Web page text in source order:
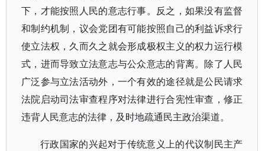
下，才能按照人民的意志行事。反之，如果没有监督
和制约机制，议会党团有可能按照自己的利益诉求行
使立法权，久而久之就会形成极权主义的权力运行模
式，进而导致立法意志与公众意志的背离。除了人民
广泛参与立法活动外，一个有效的途径就是公民请求
法院启动司法审查程序对法律进行合宪性审查，修正
违背人民意志的法律，及时地疏通民主政治渠道。
行政国家的兴起对于传统意义上的代议制民主产